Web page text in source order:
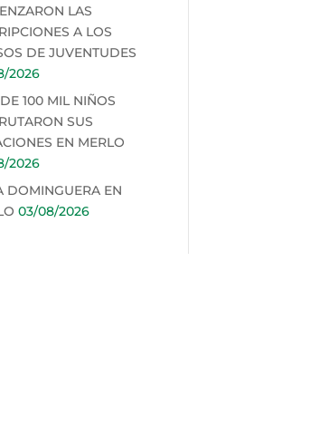
LAS
A LOS
DE JUVENTUDES
2026
100 MIL NIÑOS
SUS
EN MERLO
2026
DOMINGUERA EN
03/08/2026